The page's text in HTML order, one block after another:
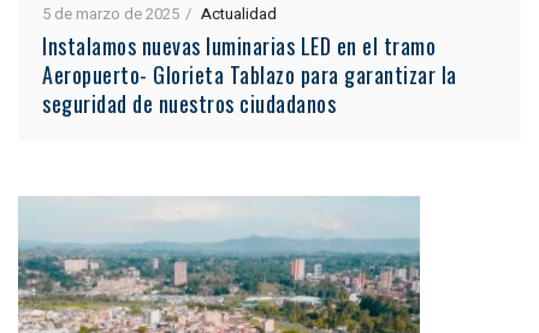
5 de marzo de 2025 Actualidad
Instalamos nuevas luminarias LED en el tramo
Aeropuerto- Glorieta Tablazo para garantizar la
seguridad de nuestros ciudadanos